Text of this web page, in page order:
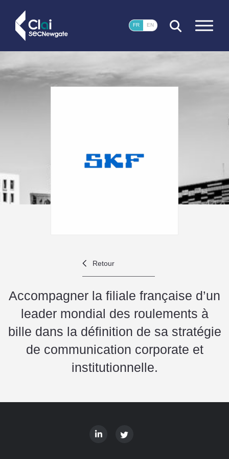
FERMER
FR EN
Retour
Accompagner la filiale française d’un
leader mondial des roulements à
bille dans la définition de sa stratégie
de communication corporate et
institutionnelle.